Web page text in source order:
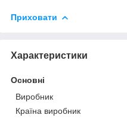
Приховати
Характеристики
Основні
Виробник
Країна виробник